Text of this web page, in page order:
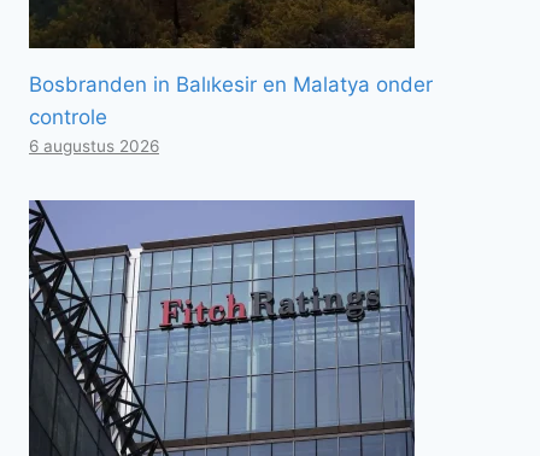
Bosbranden in Balıkesir en Malatya onder
controle
6 augustus 2026